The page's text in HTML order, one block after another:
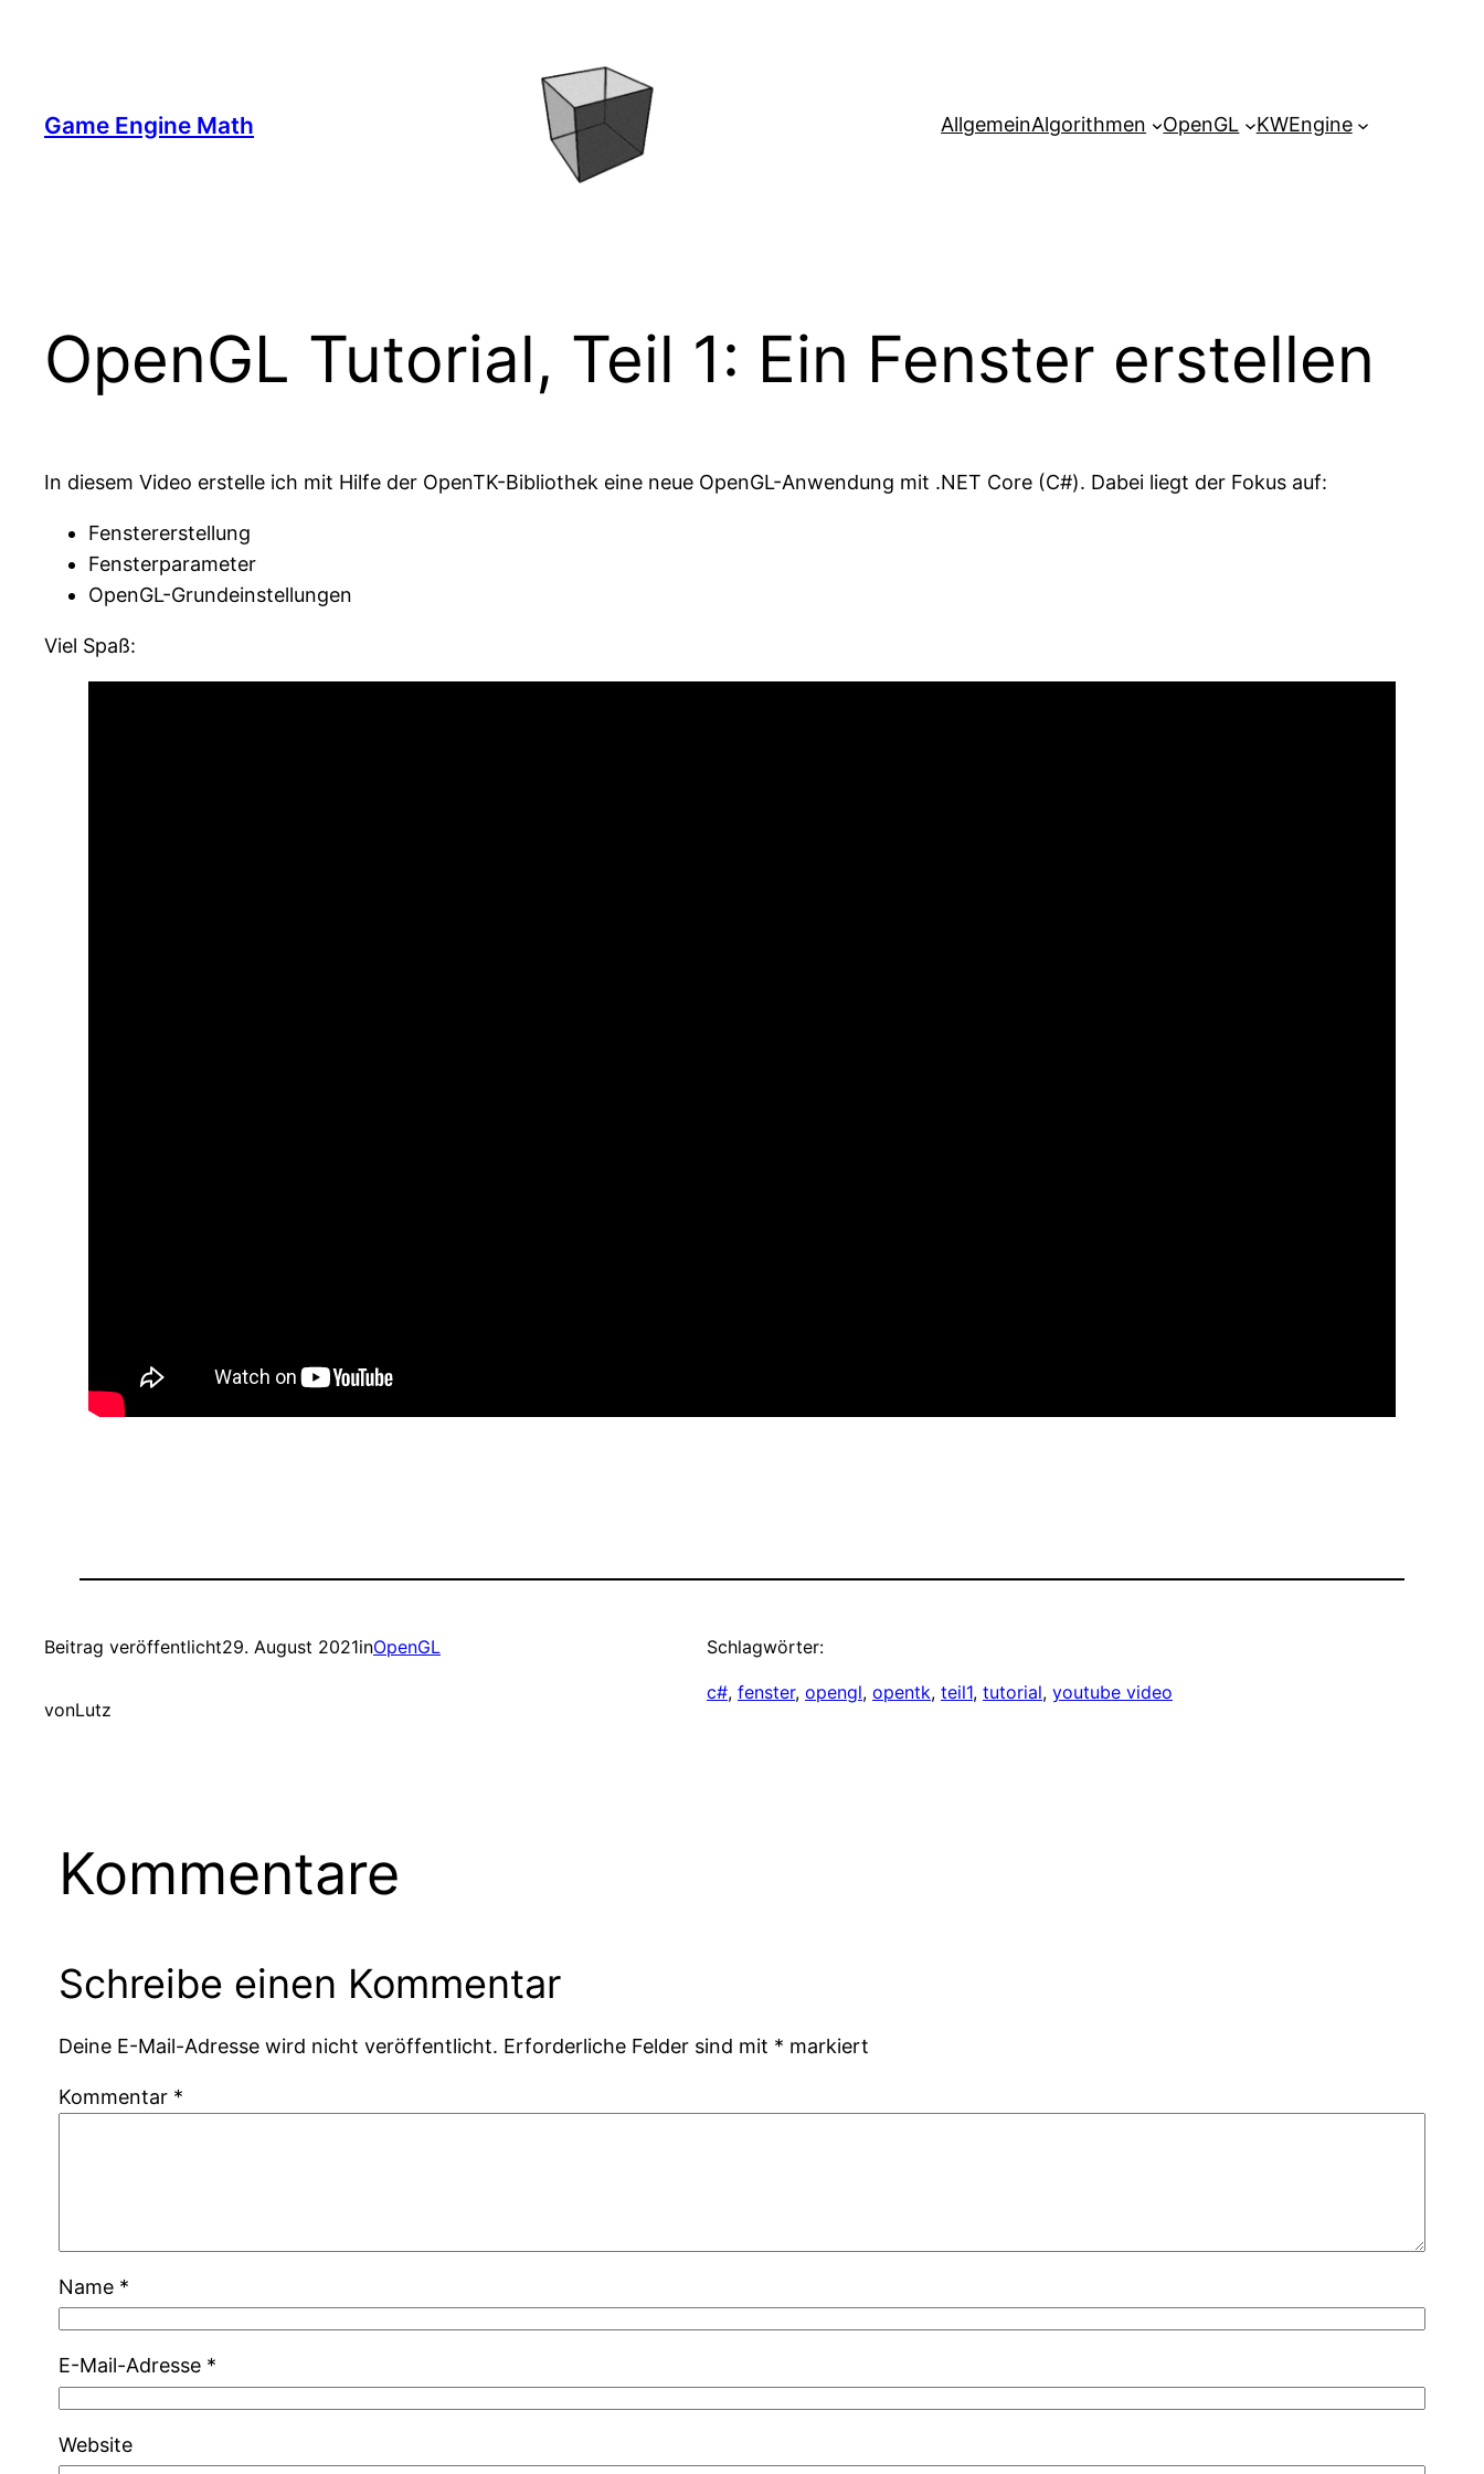
Game Engine Math AllgemeinAlgorithmen OpenGL KWEngine
OpenGL Tutorial, Teil 1: Ein Fenster erstellen
In diesem Video erstelle ich mit Hilfe der OpenTK-Bibliothek eine neue OpenGL-Anwendung mit .NET Core (C#). Dabei liegt der Fokus auf:
Fenstererstellung
Fensterparameter
OpenGL-Grundeinstellungen
Viel Spaß:
Beitrag veröffentlicht29. August 2021inOpenGL
vonLutz
Schlagwörter:
c#, fenster, opengl, opentk, teil1, tutorial, youtube video
Kommentare
Schreibe einen Kommentar
Deine E-Mail-Adresse wird nicht veröffentlicht. Erforderliche Felder sind mit * markiert
Kommentar *
Name *
E-Mail-Adresse *
Website